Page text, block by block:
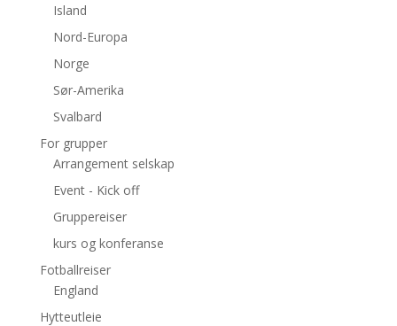
Island
Nord-Europa
Norge
Sør-Amerika
Svalbard
For grupper
Arrangement selskap
Event - Kick off
Gruppereiser
kurs og konferanse
Fotballreiser
England
Hytteutleie